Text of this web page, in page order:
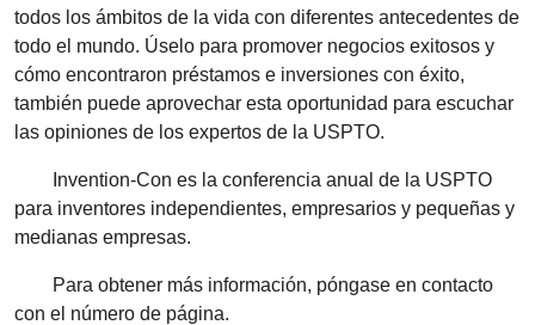
todos los ámbitos de la vida con diferentes antecedentes de
todo el mundo. Úselo para promover negocios exitosos y
cómo encontraron préstamos e inversiones con éxito,
también puede aprovechar esta oportunidad para escuchar
las opiniones de los expertos de la USPTO.
Invention-Con es la conferencia anual de la USPTO
para inventores independientes, empresarios y pequeñas y
medianas empresas.
Para obtener más información, póngase en contacto
con el número de página.